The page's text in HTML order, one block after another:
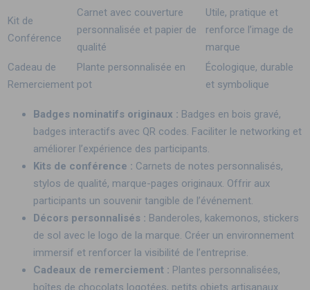
Kit de
Conférence
Carnet avec couverture
personnalisée et papier de
qualité
Utile, pratique et
renforce l’image de
marque
Cadeau de
Remerciement
Plante personnalisée en
pot
Écologique, durable
et symbolique
Badges nominatifs originaux : Badges en bois gravé,
badges interactifs avec QR codes. Faciliter le networking et
améliorer l’expérience des participants.
Kits de conférence : Carnets de notes personnalisés,
stylos de qualité, marque-pages originaux. Offrir aux
participants un souvenir tangible de l’événement.
Décors personnalisés : Banderoles, kakemonos, stickers
de sol avec le logo de la marque. Créer un environnement
immersif et renforcer la visibilité de l’entreprise.
Cadeaux de remerciement : Plantes personnalisées,